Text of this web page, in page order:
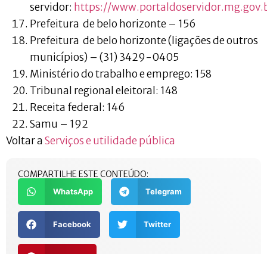
servidor: https://
Prefeitura de belo horizonte – 156
Prefeitura de belo horizonte (ligações de outros
municípios) – (31) 3429-0405
Ministério do trabalho e emprego: 158
Tribunal regional eleitoral: 148
Receita federal: 146
Samu – 192
Voltar aServiços e utilidade pública
COMPARTILHE ESTE CONTEÚDO:
WhatsApp Telegram
Facebook Twitter